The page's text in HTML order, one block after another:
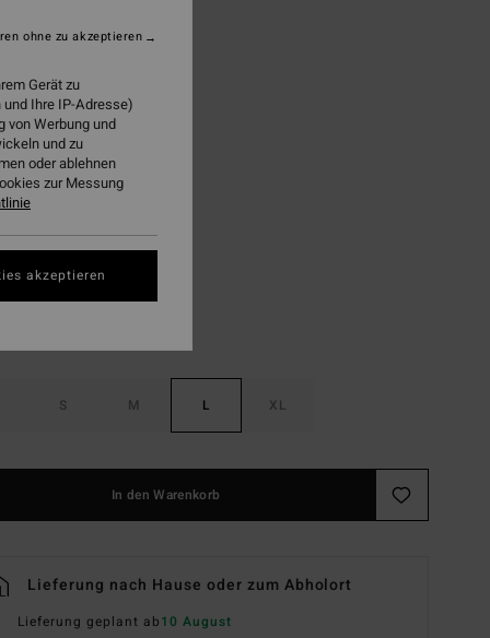
(5 Bewertungen)
63%
RABATT EXTRA 25%
S M L XL
In den Warenkorb
Lieferung nach Hause oder zum Abholort
Lieferung geplant ab10 August
Gerät zu
Ihre IP-Adresse)
von Werbung und
und zu
oder ablehnen
zur Messung
ohne zu akzeptieren
akzeptieren